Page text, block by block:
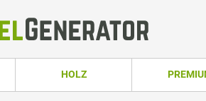
HOLZ